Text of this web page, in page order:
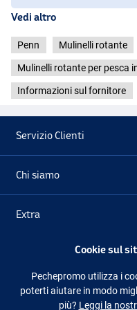
Penn Rival II 20LWC LC
- Misura: 20
- Peso: 541g
- Rapporto di recupero: 5.1:1
- Velocità di recupero: 73cm
- Cuscinetti a sfera: 2
- Capacità di lenza
- Misura: 30
- Peso: 539g
- Velocità di recupero: 69cm
- Max drag: 7kg
- Capacità di lenza
Penn Rival II 30LWC LC
Vedi altro
Penn Mulinelli rotante
Mulinelli rotante per pesca
Informazioni sul fornitore
Servizio Clienti
Chi siamo
Extra
Seguici
Cookie sul
Pechepromo utilizza i
poterti aiutare in modo
più? Leggi la